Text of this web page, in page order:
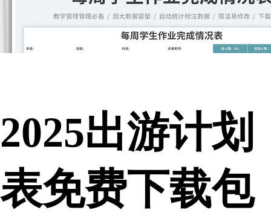
2025出游计划
表免费下载包